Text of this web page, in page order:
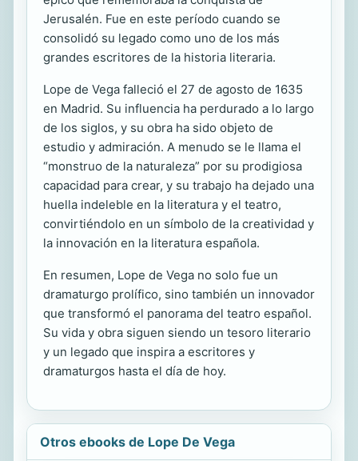
Jerusalén. Fue en este período cuando se
consolidó su legado como uno de los más
grandes escritores de la historia literaria.
Lope de Vega falleció el 27 de agosto de 1635
en Madrid. Su influencia ha perdurado a lo largo
de los siglos, y su obra ha sido objeto de
estudio y admiración. A menudo se le llama el
“monstruo de la naturaleza” por su prodigiosa
capacidad para crear, y su trabajo ha dejado una
huella indeleble en la literatura y el teatro,
convirtiéndolo en un símbolo de la creatividad y
la innovación en la literatura española.
En resumen, Lope de Vega no solo fue un
dramaturgo prolífico, sino también un innovador
que transformó el panorama del teatro español.
Su vida y obra siguen siendo un tesoro literario
y un legado que inspira a escritores y
dramaturgos hasta el día de hoy.
Otros ebooks de Lope De Vega